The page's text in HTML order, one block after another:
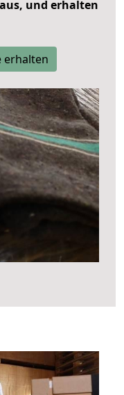
und erhalten
erhalten